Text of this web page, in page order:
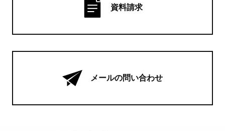
資料請求
メールの問い合わせ